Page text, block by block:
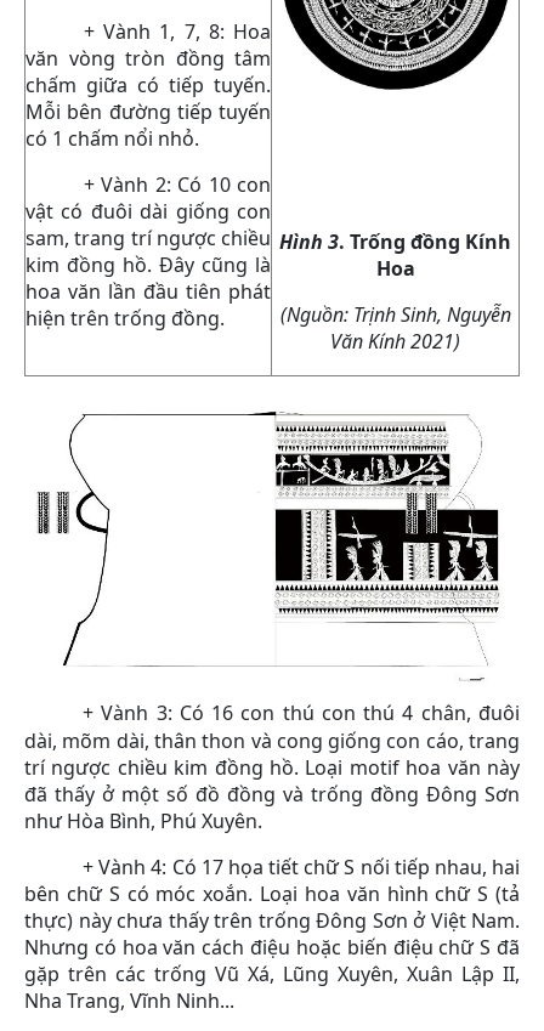
+ Vành 1, 7, 8: Hoa
văn vòng tròn đồng tâm
chấm giữa có tiếp tuyến.
Mỗi bên đường tiếp tuyến
có 1 chấm nổi nhỏ.
+ Vành 2: Có 10 con
vật có đuôi dài giống con
sam, trang trí ngược chiều
kim đồng hồ. Đây cũng là
hoa văn lần đầu tiên phát
hiện trên trống đồng.
Hình 3. Trống đồng Kính
Hoa
(Nguồn: Trịnh Sinh, Nguyễn
Văn Kính 2021)
+ Vành 3: Có 16 con thú con thú 4 chân, đuôi
dài, mõm dài, thân thon và cong giống con cáo, trang
trí ngược chiều kim đồng hồ. Loại motif hoa văn này
đã thấy ở một số đồ đồng và trống đồng Đông Sơn
như Hòa Bình, Phú Xuyên.
+ Vành 4: Có 17 họa tiết chữ S nối tiếp nhau, hai
bên chữ S có móc xoắn. Loại hoa văn hình chữ S (tả
thực) này chưa thấy trên trống Đông Sơn ở Việt Nam.
Nhưng có hoa văn cách điệu hoặc biến điệu chữS đã
gặp trên các trống Vũ Xá, Lũng Xuyên, Xuân Lập II,
Nha Trang, Vĩnh Ninh...